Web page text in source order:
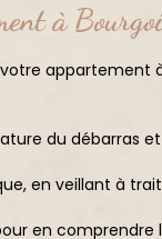
à
votre
du débarras
en veillant à
en